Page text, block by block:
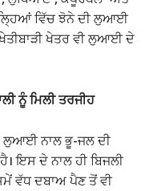
ਵਿੱਚ ਝੋਨੇ ਦੀ ਲੁਆਈ
ਖੇਤਰ ਵੀ ਲੁਆਈ ਦੇ
ਨੂੰ ਮਿਲੀ ਤਰਜੀਹ
ਲੁਆਈ ਨਾਲ ਭੂ-ਜਲ ਦੀ
ਇਸ ਦੇ ਨਾਲ ਹੀ ਬਿਜਲੀ
ਵੱਧ ਦਬਾਅ ਪੈਣ ਤੋਂ ਵੀ